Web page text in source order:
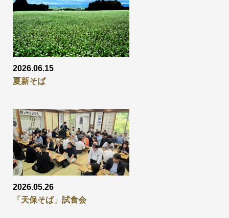
2026.06.15
夏新そば
2026.05.26
「天保そば」試食会